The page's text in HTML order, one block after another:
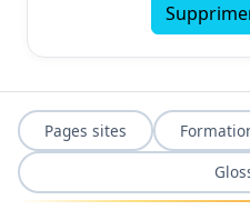
Pages sites